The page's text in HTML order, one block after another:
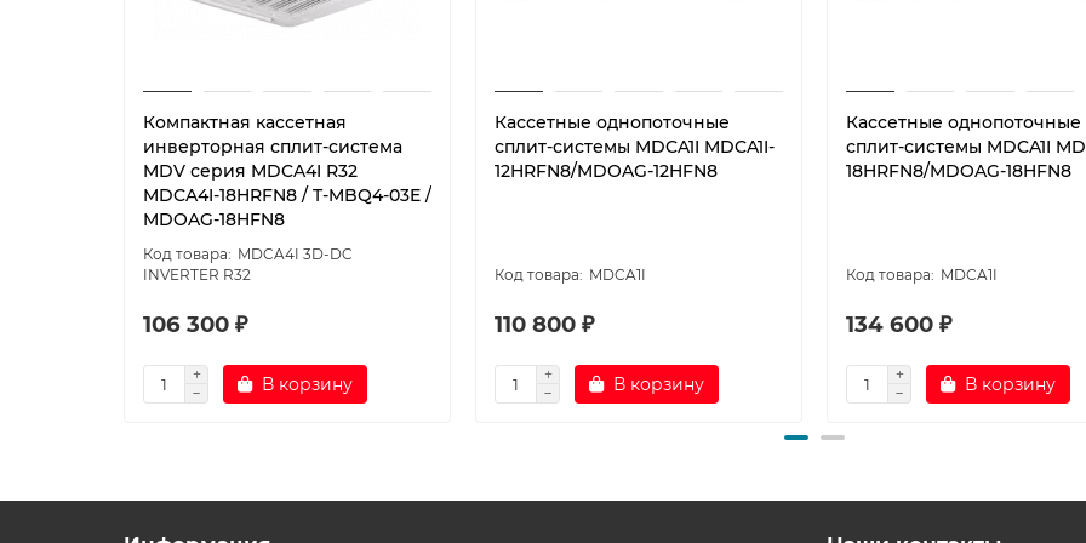
Компактная кассетная
инверторная сплит-система
MDV серия MDCA4I R32
MDCA4I-18HRFN8 / T-MBQ4-03E /
MDOAG-18HFN8
MDCA4I 3D-DC
INVERTER R32
106 300 ₽
В корзину
Кассетные однопоточные
сплит-системы MDCA1I MDCA1I-
12HRFN8/MDOAG-12HFN8
MDCA1I
110 800 ₽
В корзину
Кассетные однопоточные
сплит-системы MDCA1I
18HRFN8/MDOAG-18HFN8
MDCA1I
134 600 ₽
В корзину